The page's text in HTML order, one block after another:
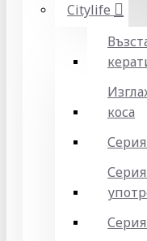
Citylife
коса